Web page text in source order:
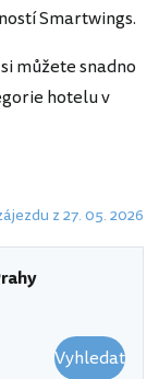
Smartwings.
si můžete snadno
hotelu v
z 27. 05. 2026
Vyhledat